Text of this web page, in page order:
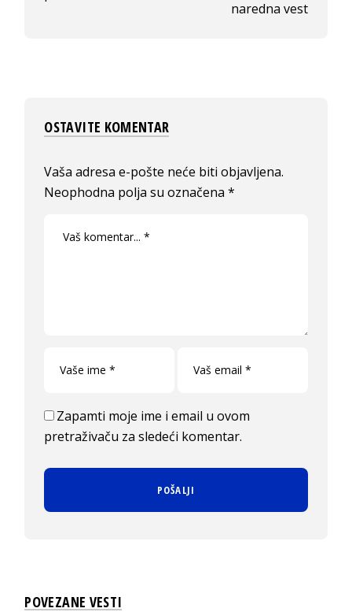
naredna vest
OSTAVITE KOMENTAR
Vaša adresa e-pošte neće biti objavljena.
Neophodna polja su označena*
Zapamti moje ime i email u ovom
pretraživaču za sledeći komentar.
POVEZANE VESTI